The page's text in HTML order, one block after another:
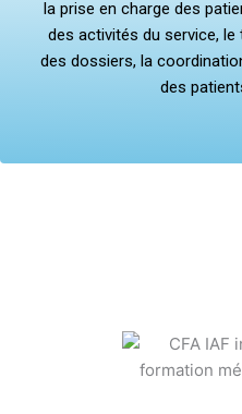
la prise en charge des
des activités du service,
des dossiers, la
des